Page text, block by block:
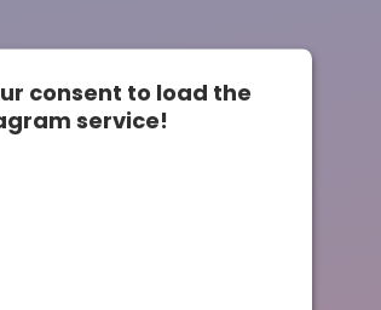
consent to load the
service!